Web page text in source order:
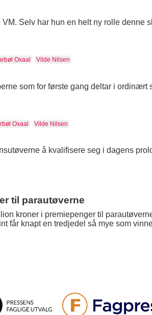
Selv har hun en helt ny rolle denne
Oxaal Vilde Nilsen
som for første gang deltar i ordinært
Oxaal Vilde Nilsen
å kvalifisere seg i dagens
til parautøverne
kroner i premiepenger til
får knapt en tredjedel så mye som